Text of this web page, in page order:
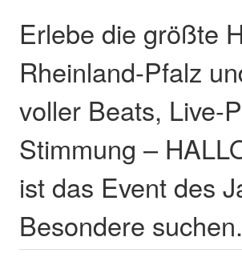
Erlebe die größte
Rheinland-Pfalz
voller Beats, Live-
Stimmung –
ist das Event des
Besondere